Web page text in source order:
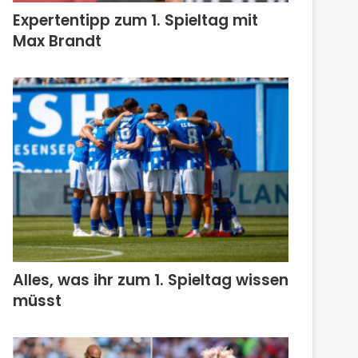
Expertentipp zum 1. Spieltag mit
Max Brandt
Alles, was ihr zum 1. Spieltag wissen
müsst